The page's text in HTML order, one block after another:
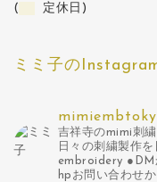
( 定休日)
ミミ子の
吉祥寺のmimi刺
日々の刺繍製作
embroidery ●DM
hpお問い合わせ